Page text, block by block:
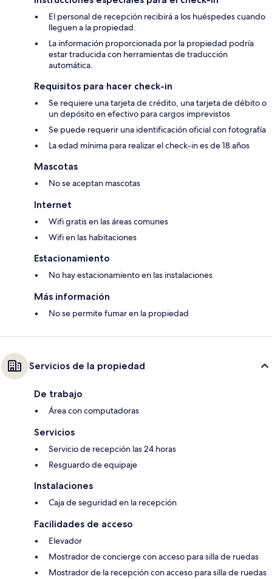
El personal de recepción recibirá a los huéspedes cuando
lleguen a la propiedad.
La información proporcionada por la propiedad podría
estar traducida con herramientas de traducción
automática.
Requisitos para hacer check-in
Se requiere una tarjeta de crédito, una tarjeta de débito o
un depósito en efectivo para cargos imprevistos
Se puede requerir una identificación oficial con fotografía
La edad mínima para realizar el check-in es de 18 años
Mascotas
No se aceptan mascotas
Internet
Wifi gratis en las áreas comunes
Wifi en las habitaciones
Estacionamiento
No hay estacionamiento en las instalaciones
Más información
No se permite fumar en la propiedad
Servicios de la propiedad
De trabajo
Área con computadoras
Servicios
Servicio de recepción las 24 horas
Resguardo de equipaje
Instalaciones
Caja de seguridad en la recepción
Facilidades de acceso
Elevador
Mostrador de concierge con acceso para silla de ruedas
Mostrador de la recepción con acceso para silla de ruedas